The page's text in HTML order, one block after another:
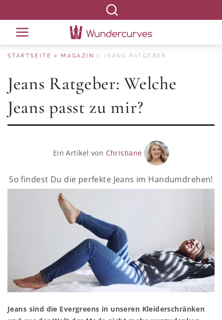
STARTSEITE MAGAZIN JEANS RATGEBER
Jeans Ratgeber: Welche
Jeans passt zu mir?
Ein Artikel von Christiane
So findest Du die perfekte Jeans im Handumdrehen!
Jeans sind die Evergreens in unseren Kleiderschränken